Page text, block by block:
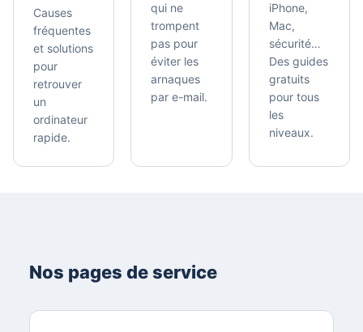
Causes
fréquentes
et solutions
pour
retrouver
un
ordinateur
rapide.
qui ne
trompent
pas pour
éviter les
arnaques
par e-mail.
iPhone,
Mac,
sécurité…
Des guides
gratuits
pour tous
les
niveaux.
Nos pages de service